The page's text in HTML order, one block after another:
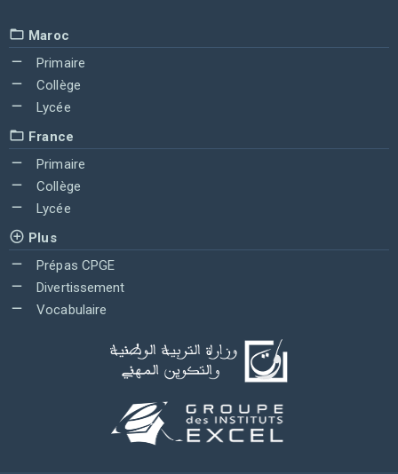
Maroc
Primaire
Collège
Lycée
France
Primaire
Collège
Lycée
Plus
Prépas CPGE
Divertissement
Vocabulaire